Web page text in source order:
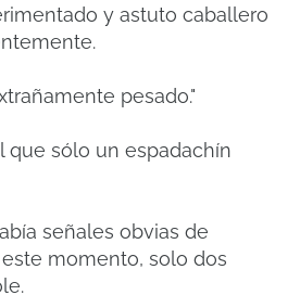
y astuto caballero
pesado."
que sólo un espadachín
señales obvias de
momento, solo dos